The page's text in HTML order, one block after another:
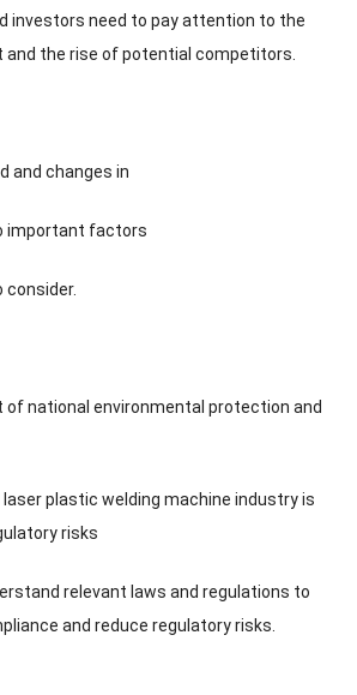
investors need to pay attention to the
the rise of potential competitors
and changes in
important factors
consider.
national environmental protection and
plastic welding machine industry is
risks
relevant laws and regulations to
and reduce regulatory risks